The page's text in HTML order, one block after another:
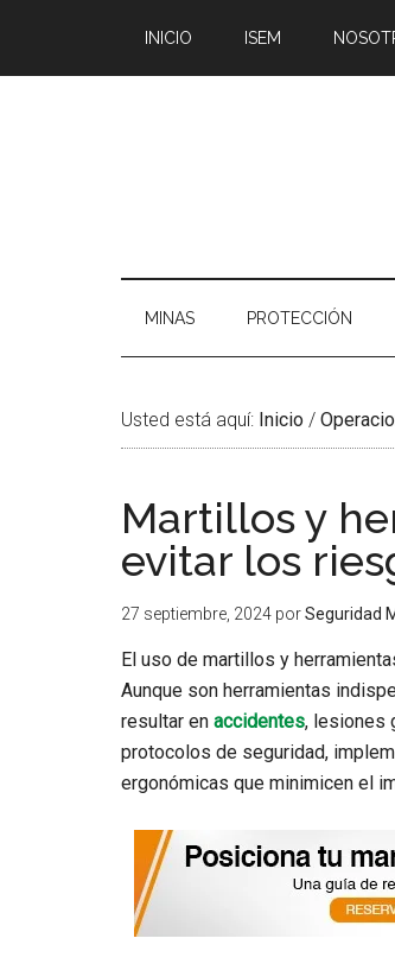
contenido
secondary
la
pie
INICIO ISEM
MINAS PROTECCIÓN
Usted está aquí: Inicio /
Martillos y
evitar los
27 septiembre, 2024 porSeguridad
El uso de martillos y
Aunque son herramientas
resultar en accidentes, lesiones
protocolos de seguridad,
ergonómicas que minimicen el